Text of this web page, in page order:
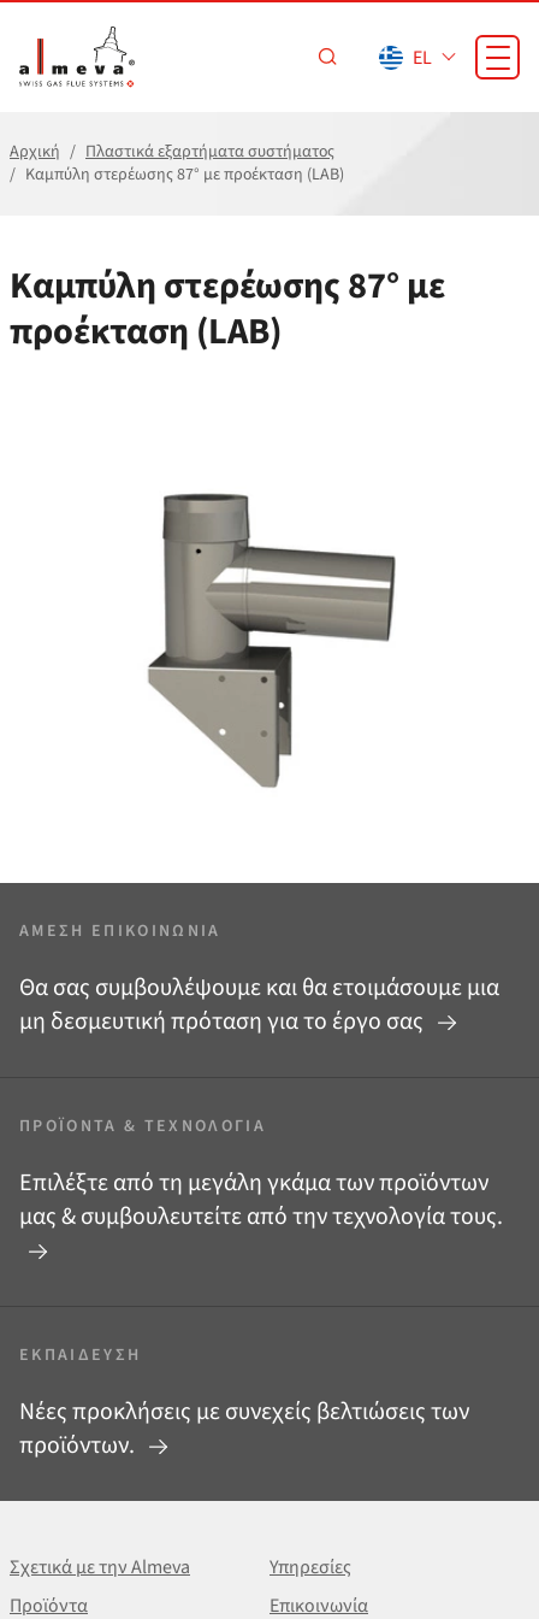
EL
Αρχική
Πλαστικά εξαρτήματα συστήματος
Καμπύλη στερέωσης 87° με προέκταση (LAB)
Καμπύλη στερέωσης 87° με
προέκταση (LAB)
ΆΜΕΣΗ ΕΠΙΚΟΙΝΩΝΊΑ
Θα σας συμβουλέψουμε και θα ετοιμάσουμε μια
μη δεσμευτική πρόταση για το έργο σας
ΠΡΟΪΌΝΤΑ & ΤΕΧΝΟΛΟΓΊΑ
Επιλέξτε από τη μεγάλη γκάμα των προϊόντων
μας&συμβουλευτείτε από την τεχνολογία τους.
ΕΚΠΑΊΔΕΥΣΗ
Νέες προκλήσεις με συνεχείς βελτιώσεις των
προϊόντων.
Σχετικά με την Almeva
Υπηρεσίες
Προϊόντα
Επικοινωνία